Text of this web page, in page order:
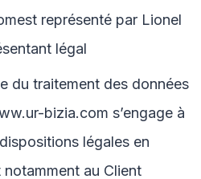
est représenté par Lionel
légal
du traitement des données
bizia.com s’engage à
légales en
au Client